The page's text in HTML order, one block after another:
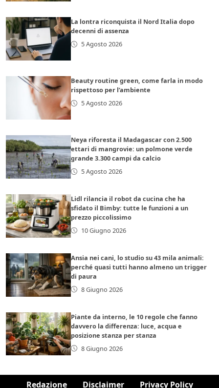
La lontra riconquista il Nord Italia dopo
decenni di assenza
5 Agosto 2026
Beauty routine green, come farla in modo
rispettoso per l’ambiente
5 Agosto 2026
Neya riforesta il Madagascar con 2.500
ettari di mangrovie: un polmone verde
grande 3.300 campi da calcio
5 Agosto 2026
Lidl rilancia il robot da cucina che ha
sfidato il Bimby: tutte le funzioni a un
prezzo piccolissimo
10 Giugno 2026
Ansia nei cani, lo studio su 43 mila animali:
perché quasi tutti hanno almeno un trigger
di paura
8 Giugno 2026
Piante da interno, le 10 regole che fanno
davvero la differenza: luce, acqua e
posizione stanza per stanza
8 Giugno 2026
Redazione Disclaimer Privacy Policy